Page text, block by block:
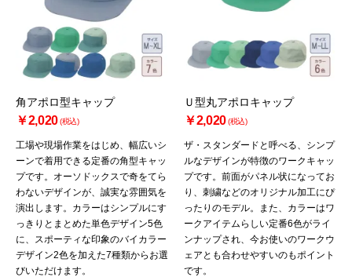
角アポロ型キャップ
￥2,020(税込)
工場や現場作業をはじめ、幅広いシ
ーンで着用できる定番の角型キャッ
プです。オーソドックスで奇をてら
わないデザインが、誠実な雰囲気を
演出します。カラーはシンプルにす
っきりとまとめた単色デザイン5色
に、スポーティな印象のバイカラー
デザイン2色を加えた7種類からお選
びいただけます。
Ｕ型丸アポロキャップ
￥2,020(税込)
ザ・スタンダードと呼べる、シンプ
ルなデザインが特徴のワークキャッ
プです。前面がパネル状になってお
り、刺繍などのオリジナル加工にぴ
ったりのモデル。また、カラーはワ
ークアイテムらしい定番6色がライ
ンナップされ、今お使いのワークウ
ェアとも合わせやすいのもポイント
です。